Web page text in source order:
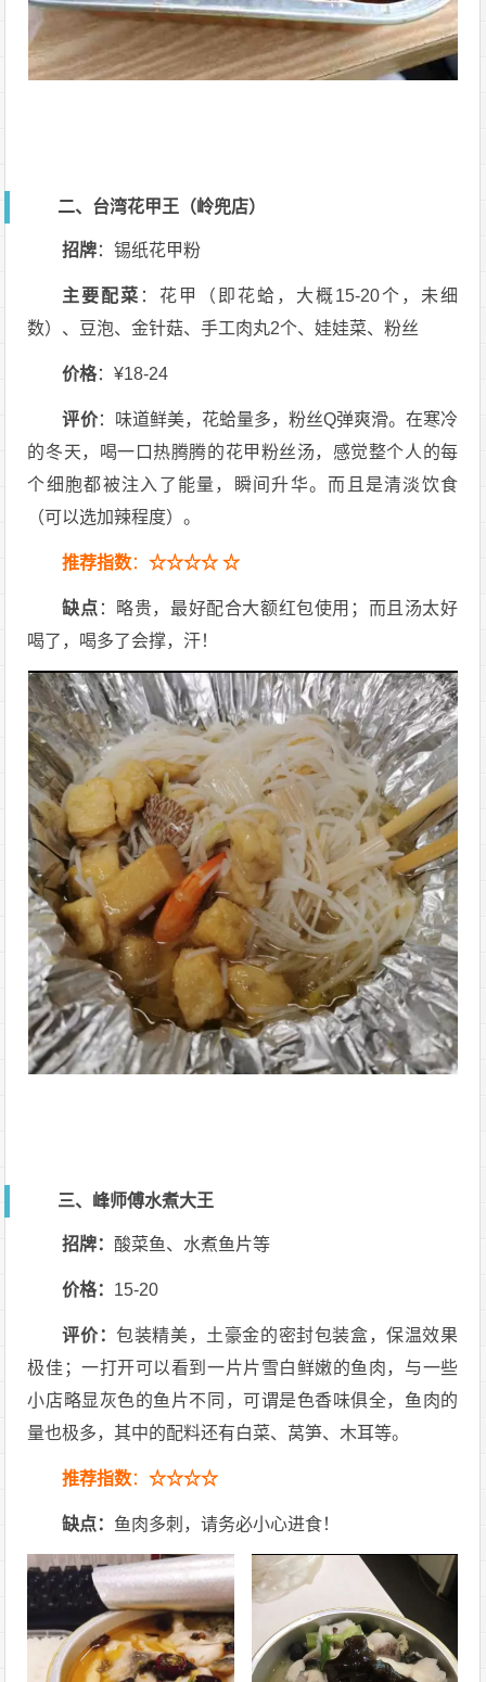
二、台湾花甲王（岭兜店）
招牌：锡纸花甲粉
主要配菜 ：花甲（即花蛤，大概15-20个，未细
数）、豆泡、金针菇、手工肉丸2个、娃娃菜、粉丝
价格：¥18-24
评价：味道鲜美，花蛤量多，粉丝Q弹爽滑。在寒冷
的冬天，喝一口热腾腾的花甲粉丝汤，感觉整个人的每
个细胞都被注入了能量，瞬间升华。而且是清淡饮食
（可以选加辣程度）。
推荐指数：☆☆☆☆ ☆
缺点 ：略贵，最好配合大额红包使用；而且汤太好
喝了，喝多了会撑，汗！
三、峰师傅水煮大王
招牌： 酸菜鱼、水煮鱼片等
价格： 15-20
评价：包装精美，土豪金的密封包装盒，保温效果
极佳；一打开可以看到一片片雪白鲜嫩的鱼肉，与一些
小店略显灰色的鱼片不同，可谓是色香味俱全，鱼肉的
量也极多，其中的配料还有白菜、莴笋、木耳等。
推荐指数：☆☆☆☆
缺点： 鱼肉多刺，请务必小心进食！